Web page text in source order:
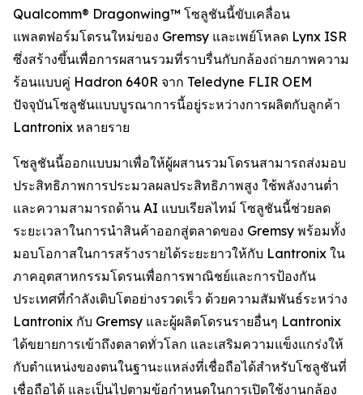
Qualcomm® Dragonwing™ โซลูชันนี้ขับเคลื่อน
แพลตฟอร์มโดรนใหม่ของ Gremsy และเพย์โหลด Lynx ISR
ซึ่งสร้างขึ้นเพื่อการผสานรวมที่ราบรื่นกับกล้องถ่ายภาพความ
ร้อนแบบคู่ Hadron 640R จาก Teledyne FLIR OEM
ปัจจุบันโซลูชันแบบบูรณาการนี้อยู่ระหว่างการผลิตกับลูกค้า
Lantronix หลายราย
โซลูชันนี้ออกแบบมาเพื่อให้ผู้ผสานรวมโดรนสามารถส่งมอบ
ประสิทธิภาพการประมวลผลประสิทธิภาพสูง ใช้พลังงานต่ำ
และความสามารถด้าน AI แบบเรียลไทม์ โซลูชันนี้ช่วยลด
ระยะเวลาในการนำสินค้าออกสู่ตลาดของ Gremsy พร้อมทั้ง
มอบโอกาสในการสร้างรายได้ระยะยาวให้กับ Lantronix ใน
ภาคอุตสาหกรรมโดรนเพื่อการพาณิชย์และการป้องกัน
ประเทศที่กำลังเติบโตอย่างรวดเร็ว ด้วยความสัมพันธ์ระหว่าง
Lantronix กับ Gremsy และผู้ผลิตโดรนรายอื่นๆ Lantronix
ได้ขยายการเข้าถึงตลาดทั่วโลก และเสริมความแข็งแกร่งให้
กับตำแหน่งของตนในฐานะแหล่งที่เชื่อถือได้สำหรับโซลูชันที่
เชื่อถือได้ และเป็นไปตามข้อกำหนดในการเปิดใช้งานกล้อง